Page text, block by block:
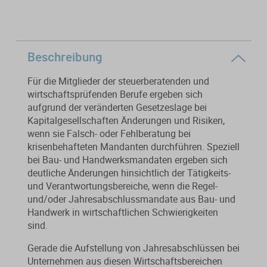
und korrekten
Gebührenberechnung.
Alle Fachmedien
Erscheint in Kürze
Neuheiten
für Steuerfachangestellte.
Alle Weiterbildungen
Erscheint in Kürze
Neuheiten
Existenzgründung
Alle Produkte
Themenpakete
Beschreibung
Für die Mitglieder der steuerberatenden und
wirtschaftsprüfenden Berufe ergeben sich
aufgrund der veränderten Gesetzeslage bei
Kapitalgesellschaften Änderungen und Risiken,
wenn sie Falsch- oder Fehlberatung bei
krisenbehafteten Mandanten durchführen. Speziell
bei Bau- und Handwerksmandaten ergeben sich
deutliche Änderungen hinsichtlich der Tätigkeits-
und Verantwortungsbereiche, wenn die Regel-
und/oder Jahresabschlussmandate aus Bau- und
Handwerk in wirtschaftlichen Schwierigkeiten
sind.
Gerade die Aufstellung von Jahresabschlüssen bei
Unternehmen aus diesen Wirtschaftsbereichen